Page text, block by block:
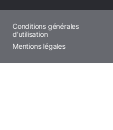
Conditions générales
d'utilisation
Mentions légales